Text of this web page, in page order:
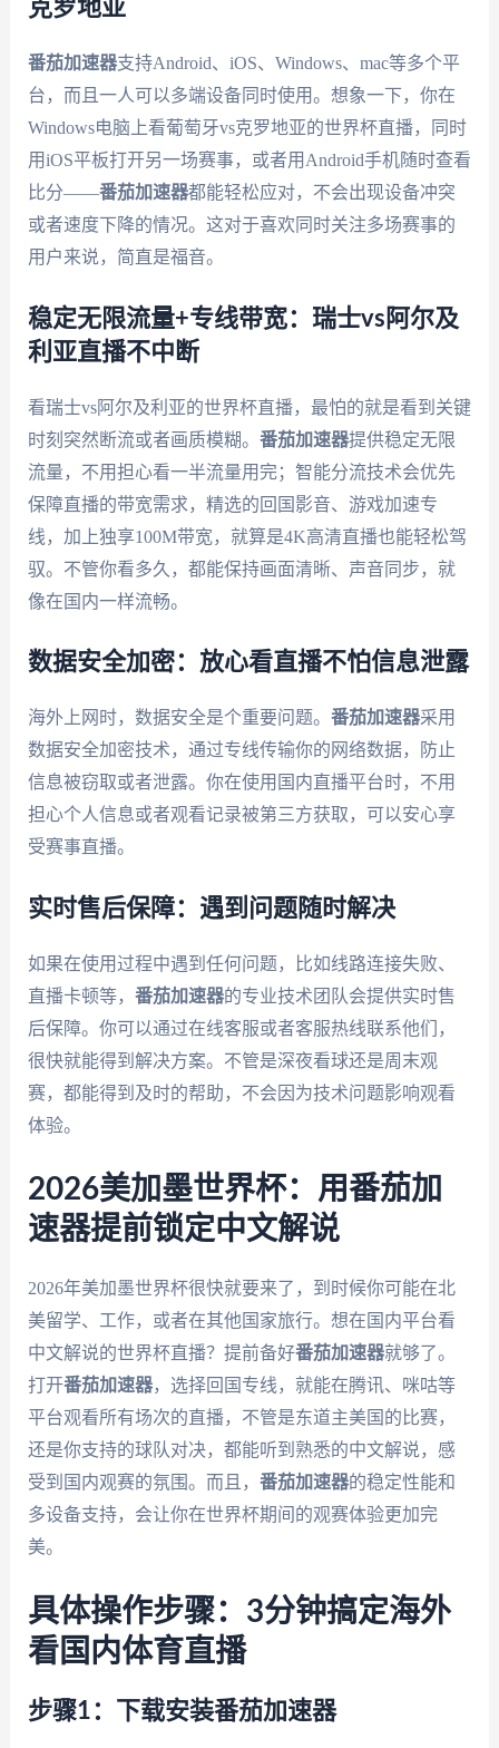
克罗地亚
番茄加速器支持Android、iOS、Windows、mac等多个平
台，而且一人可以多端设备同时使用。想象一下，你在
Windows电脑上看葡萄牙vs克罗地亚的世界杯直播，同时
用iOS平板打开另一场赛事，或者用Android手机随时查看
比分——番茄加速器都能轻松应对，不会出现设备冲突
或者速度下降的情况。这对于喜欢同时关注多场赛事的
用户来说，简直是福音。
稳定无限流量+专线带宽：瑞士vs阿尔及
利亚直播不中断
看瑞士vs阿尔及利亚的世界杯直播，最怕的就是看到关键
时刻突然断流或者画质模糊。 番茄加速器提供稳定无限
流量，不用担心看一半流量用完；智能分流技术会优先
保障直播的带宽需求，精选的回国影音、游戏加速专
线，加上独享100M带宽，就算是4K高清直播也能轻松驾
驭。不管你看多久，都能保持画面清晰、声音同步，就
像在国内一样流畅。
数据安全加密：放心看直播不怕信息泄露
海外上网时，数据安全是个重要问题。 番茄加速器采用
数据安全加密技术，通过专线传输你的网络数据，防止
信息被窃取或者泄露。你在使用国内直播平台时，不用
担心个人信息或者观看记录被第三方获取，可以安心享
受赛事直播。
实时售后保障：遇到问题随时解决
如果在使用过程中遇到任何问题，比如线路连接失败、
直播卡顿等， 番茄加速器的专业技术团队会提供实时售
后保障。你可以通过在线客服或者客服热线联系他们，
很快就能得到解决方案。不管是深夜看球还是周末观
赛，都能得到及时的帮助，不会因为技术问题影响观看
体验。
2026美加墨世界杯：用番茄加
速器提前锁定中文解说
2026年美加墨世界杯很快就要来了，到时候你可能在北
美留学、工作，或者在其他国家旅行。想在国内平台看
中文解说的世界杯直播？提前备好番茄加速器就够了。
打开番茄加速器，选择回国专线，就能在腾讯、咪咕等
平台观看所有场次的直播，不管是东道主美国的比赛，
还是你支持的球队对决，都能听到熟悉的中文解说，感
受到国内观赛的氛围。而且， 番茄加速器的稳定性能和
多设备支持，会让你在世界杯期间的观赛体验更加完
美。
具体操作步骤：3分钟搞定海外
看国内体育直播
步骤1：下载安装番茄加速器